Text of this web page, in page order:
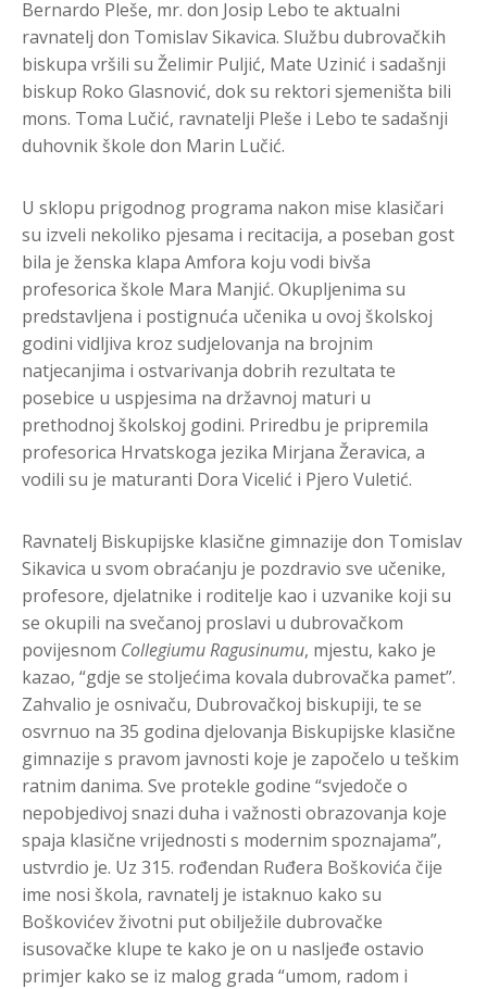
Bernardo Pleše, mr. don Josip Lebo te aktualni
ravnatelj don Tomislav Sikavica. Službu dubrovačkih
biskupa vršili su Želimir Puljić, Mate Uzinić i sadašnji
biskup Roko Glasnović, dok su rektori sjemeništa bili
mons. Toma Lučić, ravnatelji Pleše i Lebo te sadašnji
duhovnik škole don Marin Lučić.
U sklopu prigodnog programa nakon mise klasičari
su izveli nekoliko pjesama i recitacija, a poseban gost
bila je ženska klapa Amfora koju vodi bivša
profesorica škole Mara Manjić. Okupljenima su
predstavljena i postignuća učenika u ovoj školskoj
godini vidljiva kroz sudjelovanja na brojnim
natjecanjima i ostvarivanja dobrih rezultata te
posebice u uspjesima na državnoj maturi u
prethodnoj školskoj godini. Priredbu je pripremila
profesorica Hrvatskoga jezika Mirjana Žeravica, a
vodili su je maturanti Dora Vicelić i Pjero Vuletić.
Ravnatelj Biskupijske klasične gimnazije don Tomislav
Sikavica u svom obraćanju je pozdravio sve učenike,
profesore, djelatnike i roditelje kao i uzvanike koji su
se okupili na svečanoj proslavi u dubrovačkom
povijesnom Collegiumu Ragusinumu, mjestu, kako je
kazao, “gdje se stoljećima kovala dubrovačka pamet”.
Zahvalio je osnivaču, Dubrovačkoj biskupiji, te se
osvrnuo na 35 godina djelovanja Biskupijske klasične
gimnazije s pravom javnosti koje je započelo u teškim
ratnim danima. Sve protekle godine “svjedoče o
nepobjedivoj snazi duha i važnosti obrazovanja koje
spaja klasične vrijednosti s modernim spoznajama”,
ustvrdio je. Uz 315. rođendan Ruđera Boškovića čije
ime nosi škola, ravnatelj je istaknuo kako su
Boškovićev životni put obilježile dubrovačke
isusovačke klupe te kako je on u nasljeđe ostavio
primjer kako se iz malog grada “umom, radom i